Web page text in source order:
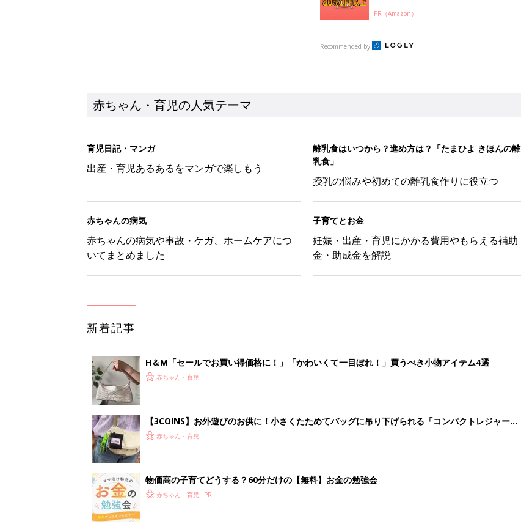
PR（Amazon）
Recommended by
赤ちゃん・育児の人気テーマ
育児日記・マンガ
出産・育児あるあるをマンガで楽しもう
離乳食はいつから？進め方は？「たまひよ きほんの離
乳食」
授乳の悩みや初めての離乳食作りに役立つ
赤ちゃんの病気
赤ちゃんの病気や事故・ケガ、ホームケアにつ
いてまとめました
子育てとお金
妊娠・出産・育児にかかる費用やもらえる補助
金・助成金を解説
新着記事
H＆М「セールでお買い得価格に！」「かわいくて一目ぼれ！」買うべき小物アイテム4選
赤ちゃん・育児
【3COINS】お外遊びのお供に！小さくたためてバッグに吊り下げられる「コンパクトレジャーシ
ート」
赤ちゃん・育児
物価高の子育てどうする？60分だけの【無料】お金の勉強会
赤ちゃん・育児